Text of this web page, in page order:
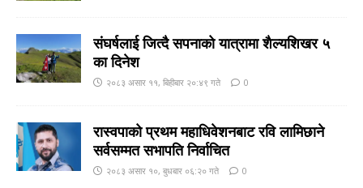
संघर्षलाई जित्दै सपनाको यात्रामा शैल्यशिखर ५
का दिनेश
२०८३ असार ११, बिहीबार २०:४९ गते 0
रास्वपाको प्रथम महाधिवेशनबाट रवि लामिछाने
सर्वसम्मत सभापति निर्वाचित
२०८३ असार १०, बुधबार ०६:२० गते 0